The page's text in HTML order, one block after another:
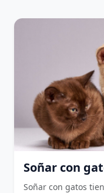
Soñar con
Soñar con gatos